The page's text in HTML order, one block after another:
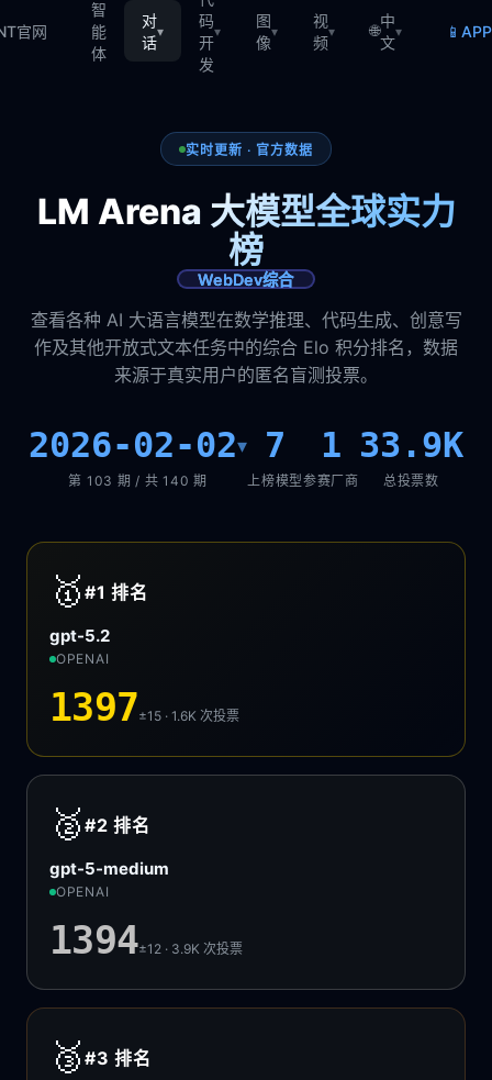
官网
智
能
体
对
话
▾
码
开
发
▾
图
像
▾
视
频
▾ 🌐
中
文
▾ 📱
实时更新 · 官方数据
LM Arena 大模型全球实力
榜
WebDev综合
查看各种 AI 大语言模型在数学推理、代码生成、创意写
作及其他开放式文本任务中的综合 Elo 积分排名，数据
来源于真实用户的匿名盲测投票。
2026-02-02▾
第 103 期 / 共 140 期
7
上榜模型
1
参赛厂商
33.9K
总投票数
🥇 #1排名
gpt-5.2
OPENAI
1397±15 · 1.6K次投票
🥈 #2排名
gpt-5-medium
OPENAI
1394±12 · 3.9K次投票
🥉 #3排名